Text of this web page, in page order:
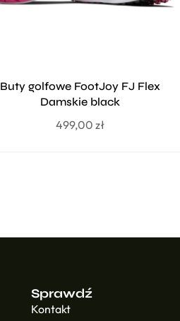
Buty golfowe FootJoy FJ Flex
Damskie black
499,00zł
Sprawdź
Kontakt